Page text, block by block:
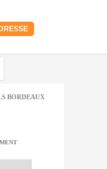
BORDEAUX